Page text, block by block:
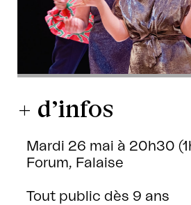
+ d’infos
Mardi 26 mai à 20h30
Forum, Falaise
Tout public dès 9 ans